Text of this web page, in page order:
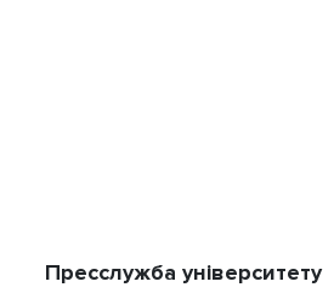
Пресслужба університету